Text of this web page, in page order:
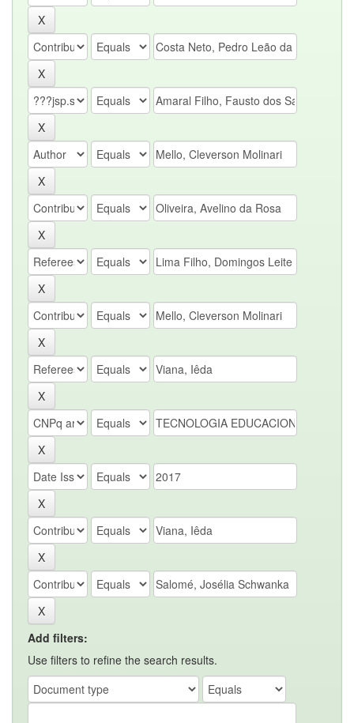
Add filters:
Use filters to refine the search results.